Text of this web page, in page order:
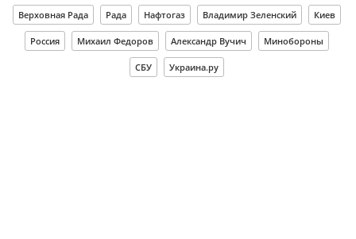
Верховная Рада Рада Нафтогаз Владимир Зеленский Киев
Россия Михаил Федоров Александр Вучич Минобороны
СБУ Украина.ру